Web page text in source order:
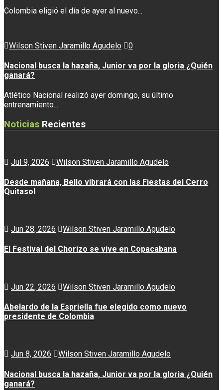
Colombia eligió el día de ayer al nuevo...
Wilson Stiven Jaramillo Agudelo 0
Nacional busca la hazaña, Junior va por la gloria ¿Quién
ganará?
Atlético Nacional realizó ayer domingo, su último
entrenamiento...
Noticias Recientes
Jul 9, 2026 Wilson Stiven Jaramillo Agudelo
Desde mañana, Bello vibrará con las Fiestas del Cerro
Quitasol
Jun 28, 2026 Wilson Stiven Jaramillo Agudelo
El Festival del Chorizo se vive en Copacabana
Jun 22, 2026 Wilson Stiven Jaramillo Agudelo
Abelardo de la Espriella fue elegido como nuevo
presidente de Colombia
Jun 8, 2026 Wilson Stiven Jaramillo Agudelo
Nacional busca la hazaña, Junior va por la gloria ¿Quién
ganará?